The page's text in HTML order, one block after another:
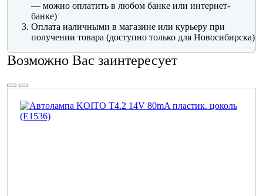
— можно оплатить в любом банке или интернет-
банке)
Оплата наличными в магазине или курьеру при
получении товара (доступно только для Новосибирска)
Возможно Вас заинтересует